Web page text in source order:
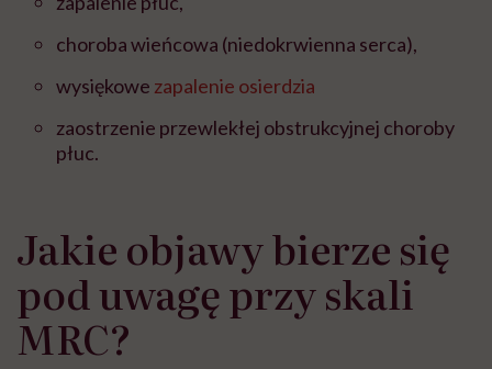
choroba wieńcowa (niedokrwienna serca),
wysiękowe zapalenie osierdzia
zaostrzenie przewlekłej obstrukcyjnej choroby
płuc.
Jakie objawy bierze się
pod uwagę przy skali
MRC?